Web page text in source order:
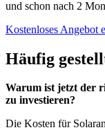
und schon nach 2
Kostenloses Angebot
Häufig
Warum ist jetzt der
zu investieren?
Die Kosten für